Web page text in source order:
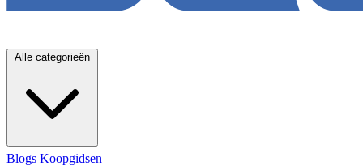
Alle categorieën
Blogs Koopgidsen